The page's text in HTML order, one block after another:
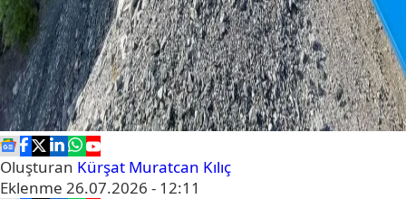
Oluşturan Kürşat Muratcan Kılıç
Eklenme 26.07.2026 - 12:11